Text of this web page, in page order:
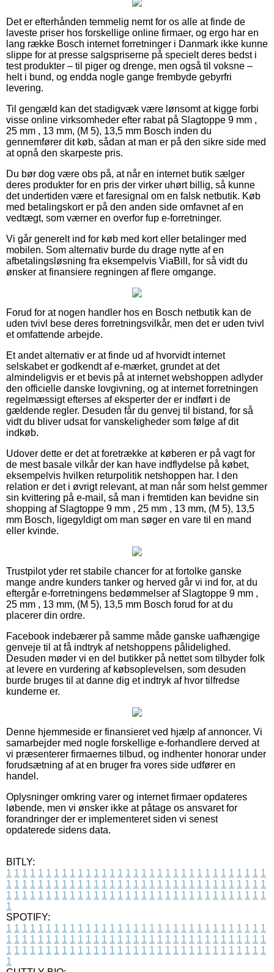
Det er efterhånden temmelig nemt for os alle at finde de
laveste priser hos forskellige online firmaer, og ergo har en
lang række Bosch internet forretninger i Danmark ikke kunne
slippe for at presse salgspriserne på specielt deres bedst i
test produkter – til piger og drenge, men også til voksne –
helt i bund, og endda nogle gange frembyde gebyrfri
levering.
Til gengæld kan det stadigvæk være lønsomt at kigge forbi
visse online virksomheder efter rabat på Slagtoppe 9 mm ,
25 mm , 13 mm, (M 5), 13,5 mm Bosch inden du
gennemfører dit køb, sådan at man er på den sikre side med
at opnå den skarpeste pris.
Du bør dog være obs på, at når en internet butik sælger
deres produkter for en pris der virker uhørt billig, så kunne
det undertiden være et faresignal om en falsk netbutik. Køb
med betalingskort er på den anden side omfavnet af en
vedtægt, som værner en overfor fup e-forretninger.
Vi går generelt ind for køb med kort eller betalinger med
mobilen. Som alternativ burde du drage nytte af en
afbetalingsløsning fra eksempelvis ViaBill, for så vidt du
ønsker at finansiere regningen af flere omgange.
Forud for at nogen handler hos en Bosch netbutik kan de
uden tvivl bese deres forretningsvilkår, men det er uden tvivl
et omfattende arbejde.
Et andet alternativ er at finde ud af hvorvidt internet
selskabet er godkendt af e-mærket, grundet at det
almindeligvis er et bevis på at internet webshoppen adlyder
den officielle danske lovgivning, og at internet forretningen
regelmæssigt efterses af eksperter der er indført i de
gældende regler. Desuden får du genvej til bistand, for så
vidt du bliver udsat for vanskeligheder som følge af dit
indkøb.
Udover dette er det at foretrække at køberen er på vagt for
de mest basale vilkår der kan have indflydelse på købet,
eksempelvis hvilken returpolitik netshoppen har. I den
relation er det i øvrigt relevant, at man når som helst gemmer
sin kvittering på e-mail, så man i fremtiden kan bevidne sin
shopping af Slagtoppe 9 mm , 25 mm , 13 mm, (M 5), 13,5
mm Bosch, ligegyldigt om man søger en vare til en mand
eller kvinde.
Trustpilot yder ret stabile chancer for at fortolke ganske
mange andre kunders tanker og herved går vi ind for, at du
eftergår e-forretningens bedømmelser af Slagtoppe 9 mm ,
25 mm , 13 mm, (M 5), 13,5 mm Bosch forud for at du
placerer din ordre.
Facebook indebærer på samme måde ganske uafhængige
genveje til at få indtryk af netshoppens pålidelighed.
Desuden møder vi en del butikker på nettet som tilbyder folk
at levere en vurdering af købsoplevelsen, som desuden
burde bruges til at danne dig et indtryk af hvor tilfredse
kunderne er.
Denne hjemmeside er finansieret ved hjælp af annoncer. Vi
samarbejder med nogle forskellige e-forhandlere derved at
vi præsenterer firmaernes tilbud, og indhenter honorar under
forudsætning af at en bruger fra vores side udfører en
handel.
Oplysninger omkring varer og internet firmaer opdateres
løbende, men vi ønsker ikke at påtage os ansvaret for
forandringer der er implementeret siden vi senest
opdaterede sidens data.
BITLY:
1 1 1 1 1 1 1 1 1 1 1 1 1 1 1 1 1 1 1 1 1 1 1 1 1 1 1 1 1 1 1 1 1
1 1 1 1 1 1 1 1 1 1 1 1 1 1 1 1 1 1 1 1 1 1 1 1 1 1 1 1 1 1 1 1 1
1 1 1 1 1 1 1 1 1 1 1 1 1 1 1 1 1 1 1 1 1 1 1 1 1 1 1 1 1 1 1 1 1
1
SPOTIFY:
1 1 1 1 1 1 1 1 1 1 1 1 1 1 1 1 1 1 1 1 1 1 1 1 1 1 1 1 1 1 1 1 1
1 1 1 1 1 1 1 1 1 1 1 1 1 1 1 1 1 1 1 1 1 1 1 1 1 1 1 1 1 1 1 1 1
1 1 1 1 1 1 1 1 1 1 1 1 1 1 1 1 1 1 1 1 1 1 1 1 1 1 1 1 1 1 1 1 1
1